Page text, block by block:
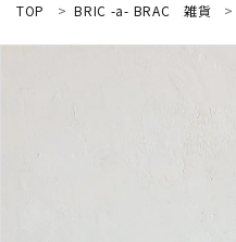
アイテムを探す
TOP BRIC -a- BRAC 雑貨